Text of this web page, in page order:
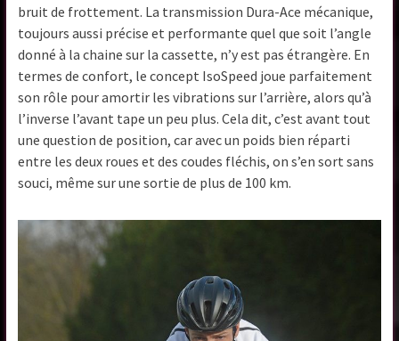
bruit de frottement. La transmission Dura-Ace mécanique,
toujours aussi précise et performante quel que soit l’angle
donné à la chaine sur la cassette, n’y est pas étrangère. En
termes de confort, le concept IsoSpeed joue parfaitement
son rôle pour amortir les vibrations sur l’arrière, alors qu’à
l’inverse l’avant tape un peu plus. Cela dit, c’est avant tout
une question de position, car avec un poids bien réparti
entre les deux roues et des coudes fléchis, on s’en sort sans
souci, même sur une sortie de plus de 100 km.